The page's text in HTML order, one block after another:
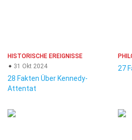
HISTORISCHE EREIGNISSE
31 Okt 2024
28 Fakten Über Kennedy-
Attentat
27